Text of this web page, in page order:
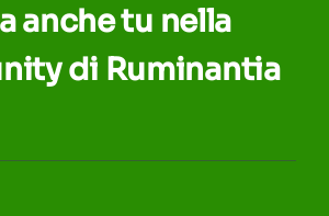
anche tu nella
di Ruminantia